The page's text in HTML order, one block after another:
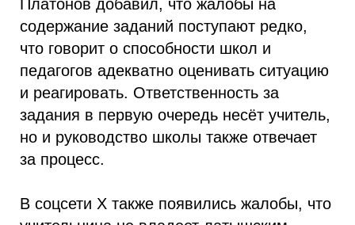
Платонов добавил, что жалобы на
содержание заданий поступают редко,
что говорит о способности школ и
педагогов адекватно оценивать ситуацию
и реагировать. Ответственность за
задания в первую очередь несёт учитель,
но и руководство школы также отвечает
за процесс.
В соцсети X также появились жалобы, что